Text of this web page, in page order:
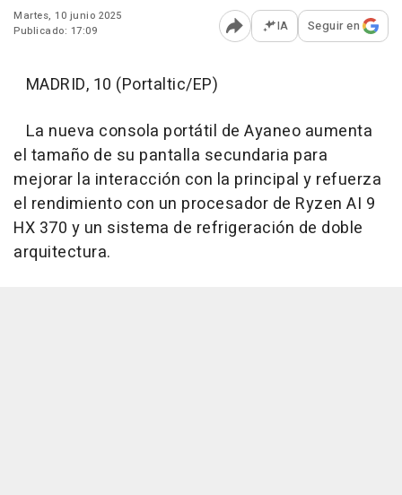
Martes, 10 junio 2025
Publicado: 17:09
Abrir opciones para
IA Seguir en
MADRID, 10 (Portaltic/EP)
La nueva consola portátil de Ayaneo aumenta
el tamaño de su pantalla secundaria para
mejorar la interacción con la principal y refuerza
el rendimiento con un procesador de Ryzen AI 9
HX 370 y un sistema de refrigeración de doble
arquitectura.